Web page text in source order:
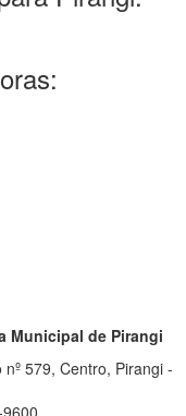
Municipal de Pirangi
579, Centro, Pirangi -